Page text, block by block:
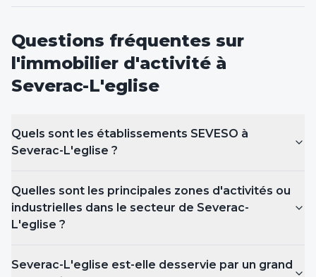
Questions fréquentes sur
l'immobilier d'activité à
Severac-L'eglise
Quels sont les établissements SEVESO à
Severac-L'eglise ?
Quelles sont les principales zones d'activités ou
industrielles dans le secteur de Severac-
L'eglise ?
Severac-L'eglise est-elle desservie par un grand